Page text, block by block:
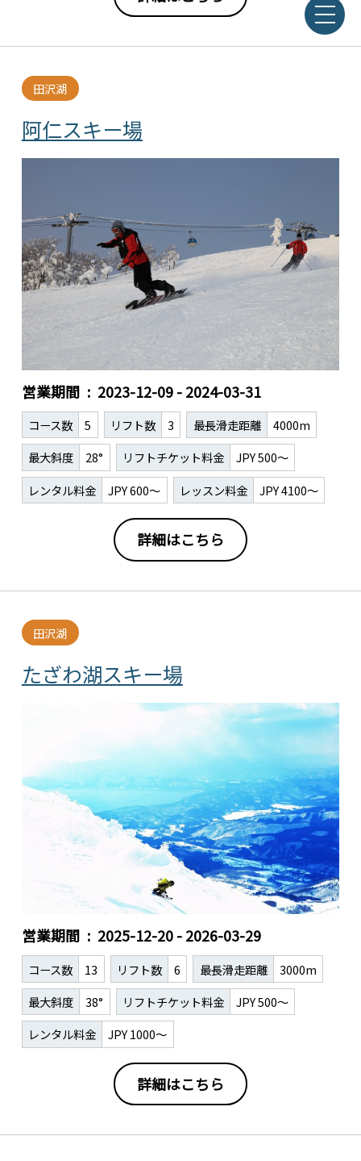
阿仁スキー場
田沢湖
営業期間 2023-12-09 - 2024-03-31
コース数 5 リフト数 3 最長滑走距離
4000m
最大斜度
28° リフトチケット料金
JPY 500～
レンタル料金
JPY 600～ レッスン料金 JPY 4100～
詳細はこちら
たざわ湖スキー場
田沢湖
営業期間 2025-12-20 - 2026-03-29
コース数 13 リフト数 6 最長滑走距離
3000m
最大斜度
38° リフトチケット料金
JPY 500～
レンタル料金
JPY 1000～
詳細はこちら